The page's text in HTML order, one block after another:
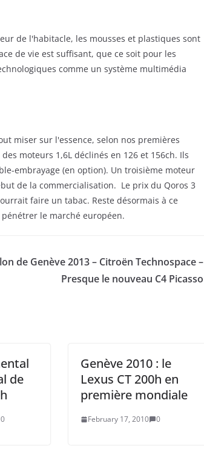
de l'habitacle, les mousses et plastiques sont
de vie est suffisant, que ce soit pour les
comme un système multimédia
miser sur l'essence, selon nos premières
moteurs 1,6L déclinés en 126 et 156ch. Ils
embrayage (en option). Un troisième moteur
de la commercialisation. Le prix du Qoros 3
faire un tabac. Reste désormais à ce
le marché européen.
de Genève 2013 – Citroën Technospace –
Presque le nouveau C4 Picasso
de
0
Genève 2010 : le
Lexus CT 200h en
première mondiale
February 17, 2010 0